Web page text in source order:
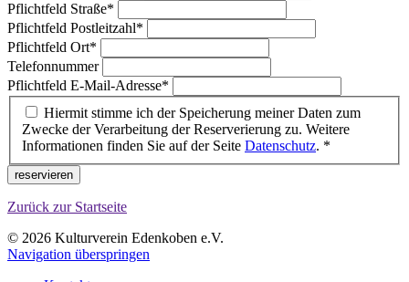
Pflichtfeld Straße*
Pflichtfeld Postleitzahl*
Pflichtfeld Ort*
Telefonnummer
Pflichtfeld E-Mail-Adresse*
Hiermit stimme ich der Speicherung meiner Daten zum
Zwecke der Verarbeitung der Reserverierung zu. Weitere
Informationen finden Sie auf der Seite Datenschutz. *
reservieren
Zurück zur Startseite
© 2026 Kulturverein Edenkoben e.V.
Navigation überspringen